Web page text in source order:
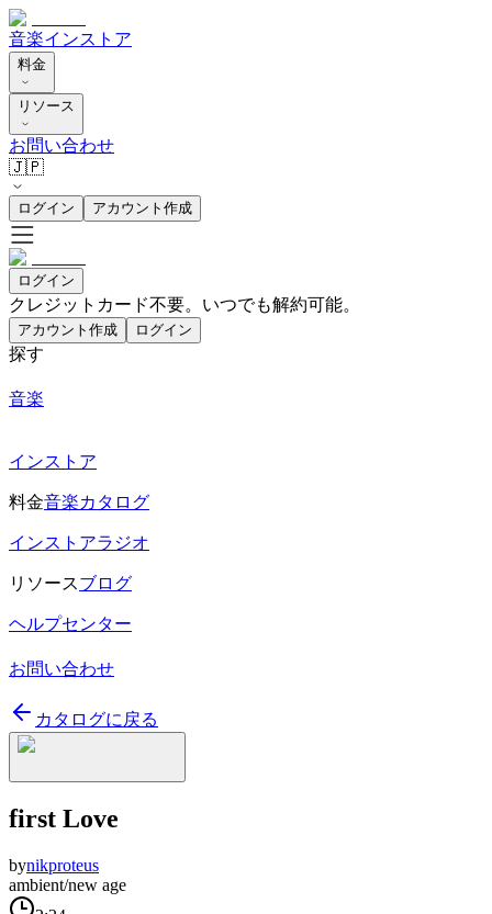
音楽インストア
料金
リソース
お問い合わせ
🇯🇵
ログイン アカウント作成
ログイン
クレジットカード不要。いつでも解約可能。
アカウント作成 ログイン
探す
音楽
インストア
料金音楽カタログ
インストアラジオ
リソースブログ
ヘルプセンター
お問い合わせ
カタログに戻る
first Love
bynikproteus
ambient/new age